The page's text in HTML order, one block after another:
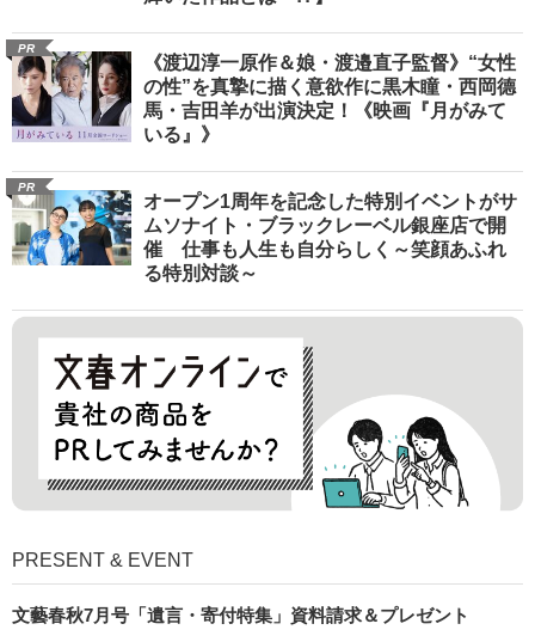
PR
《渡辺淳一原作＆娘・渡邉直子監督》“女性
の性”を真摯に描く意欲作に黒木瞳・西岡德
馬・吉田羊が出演決定！《映画『月がみて
いる』》
PR
オープン1周年を記念した特別イベントがサ
ムソナイト・ブラックレーベル銀座店で開
催 仕事も人生も自分らしく～笑顔あふれ
る特別対談～
PRESENT & EVENT
文藝春秋7月号「遺言・寄付特集」資料請求＆プレゼント